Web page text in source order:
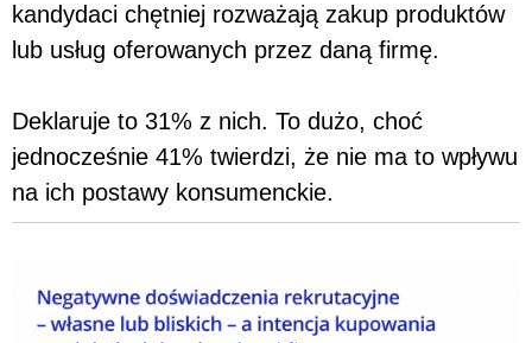
kandydaci chętniej rozważają zakup produktów
lub usług oferowanych przez daną firmę.
Deklaruje to 31% z nich. To dużo, choć
jednocześnie 41% twierdzi, że nie ma to wpływu
na ich postawy konsumenckie.